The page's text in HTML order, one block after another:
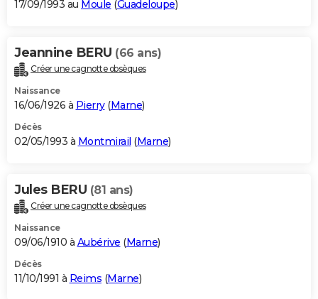
17/09/1993 au Moule (Guadeloupe)
Jeannine BERU (66 ans)
Créer une cagnotte obsèques
Naissance
16/06/1926 à Pierry(Marne)
Décès
02/05/1993 à Montmirail (Marne)
Jules BERU (81 ans)
Créer une cagnotte obsèques
Naissance
09/06/1910 à Aubérive (Marne)
Décès
11/10/1991 à Reims (Marne)